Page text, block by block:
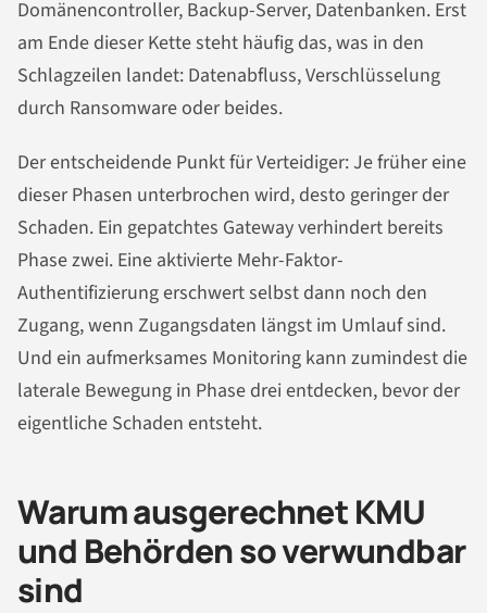
Domänencontroller, Backup-Server, Datenbanken. Erst
am Ende dieser Kette steht häufig das, was in den
Schlagzeilen landet: Datenabfluss, Verschlüsselung
durch Ransomware oder beides.
Der entscheidende Punkt für Verteidiger: Je früher eine
dieser Phasen unterbrochen wird, desto geringer der
Schaden. Ein gepatchtes Gateway verhindert bereits
Phase zwei. Eine aktivierte Mehr-Faktor-
Authentifizierung erschwert selbst dann noch den
Zugang, wenn Zugangsdaten längst im Umlauf sind.
Und ein aufmerksames Monitoring kann zumindest die
laterale Bewegung in Phase drei entdecken, bevor der
eigentliche Schaden entsteht.
Warum ausgerechnet KMU
und Behörden so verwundbar
sind